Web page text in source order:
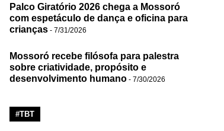
Palco Giratório 2026 chega a Mossoró
com espetáculo de dança e oficina para
crianças - 7/31/2026
Mossoró recebe filósofa para palestra
sobre criatividade, propósito e
desenvolvimento humano - 7/30/2026
#TBT